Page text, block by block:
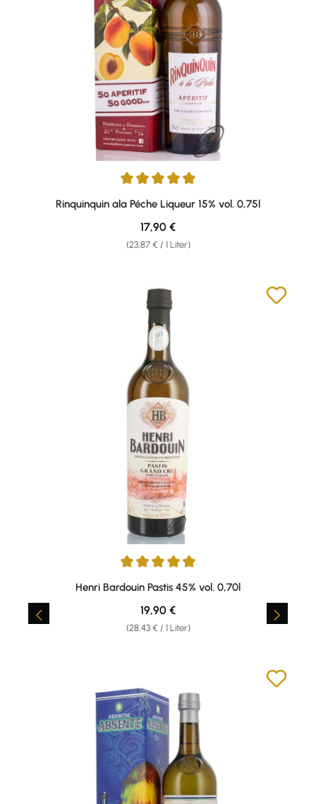
Durchschnittliche Bewertung von 5 von 5 Sternen
Rinquinquin ala Péche Liqueur 15% vol. 0,75l
(23,87 € / 1 Liter)
Regulärer Preis:
17,90 €
Durchschnittliche Bewertung von 4.98 von 5 Sternen
Henri Bardouin Pastis 45% vol. 0,70l
(28,43 € / 1 Liter)
Regulärer Preis:
19,90 €